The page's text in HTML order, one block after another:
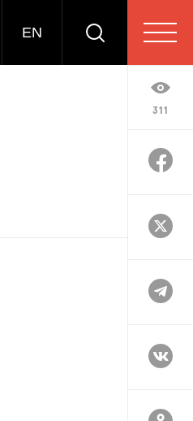
EN
311